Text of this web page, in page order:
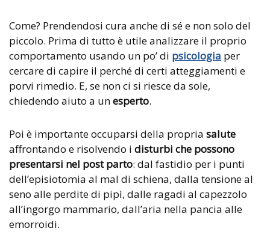
Come? Prendendosi cura anche di sé e non solo del
piccolo. Prima di tutto è utile analizzare il proprio
comportamento usando un po’ di psicologia per
cercare di capire il perché di certi atteggiamenti e
porvi rimedio. E, se non ci si riesce da sole,
chiedendo aiuto a unesperto.
Poi è importante occuparsi della propria salute
affrontando e risolvendo i disturbi che possono
presentarsi nel post parto: dal fastidio per i punti
dell’episiotomia al mal di schiena, dalla tensione al
seno alle perdite di pipì, dalle ragadi al capezzolo
all’ingorgo mammario, dall’aria nella pancia alle
emorroidi.